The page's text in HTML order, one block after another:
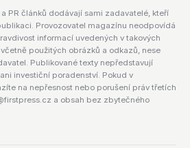
PR článků dodávají sami zadavatelé, kteří
Provozovatel magazínu neodpovídá
informací uvedených v takových
použitých obrázků a odkazů, nese
Publikované texty nepředstavují
investiční poradenství. Pokud v
na nepřesnost nebo porušení práv třetích
a obsah bez zbytečného